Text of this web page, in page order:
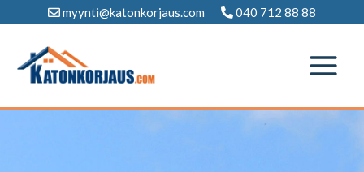
sisältöön
myynti@katonkorjaus.com 040 712 88 88